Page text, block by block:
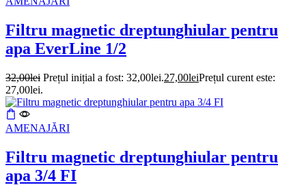
Filtru magnetic dreptunghiular pentru
apa EverLine 1/2
32,00lei Prețul inițial a fost: 32,00lei.27,00leiPrețul curent este:
27,00lei.
AMENAJĂRI
Filtru magnetic dreptunghiular pentru
apa 3/4 FI